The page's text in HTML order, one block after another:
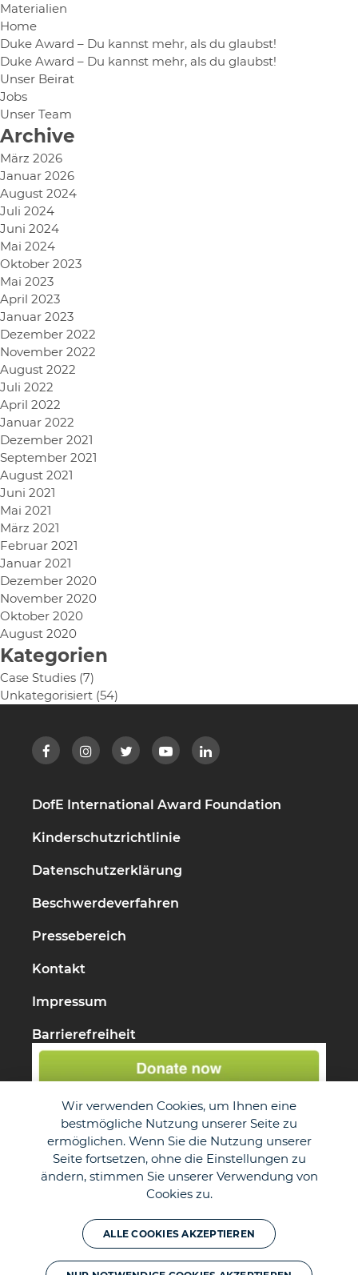
Materialien
Home
Duke Award – Du kannst mehr, als du glaubst!
Duke Award – Du kannst mehr, als du glaubst!
Unser Beirat
Jobs
Unser Team
Archive
März 2026
Januar 2026
August 2024
Juli 2024
Juni 2024
Mai 2024
Oktober 2023
Mai 2023
April 2023
Januar 2023
Dezember 2022
November 2022
August 2022
Juli 2022
April 2022
Januar 2022
Dezember 2021
September 2021
August 2021
Juni 2021
Mai 2021
März 2021
Februar 2021
Januar 2021
Dezember 2020
November 2020
Oktober 2020
August 2020
Kategorien
Case Studies (7)
Unkategorisiert (54)
DofE International Award Foundation
Kinderschutzrichtlinie
Datenschutzerklärung
Beschwerdeverfahren
Pressebereich
Kontakt
Impressum
Barrierefreiheit
Wir verwenden Cookies, um Ihnen eine
bestmögliche Nutzung unserer Seite zu
ermöglichen. Wenn Sie die Nutzung unserer
Seite fortsetzen, ohne die Einstellungen zu
ändern, stimmen Sie unserer Verwendung von
Cookies zu.
ALLE COOKIES AKZEPTIEREN